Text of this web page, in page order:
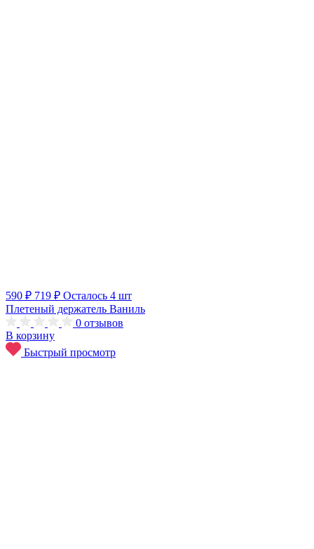
590 ₽ 719 ₽ Осталось 4 шт
Плетеный держатель Ваниль
0 отзывов
В корзину
Быстрый просмотр